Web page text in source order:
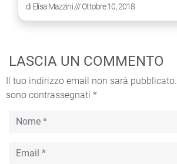
diElisa Mazzini/// Ottobre 10, 2018
LASCIA UN COMMENTO
Il tuo indirizzo email non sarà pubblicato.
sono contrassegnati *